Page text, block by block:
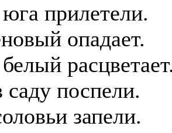
прилетели.
опадает.
поспели.
запели.